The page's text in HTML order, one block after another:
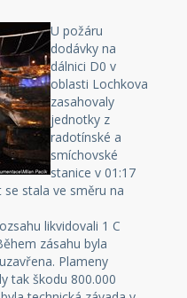
U požáru
dodávky na
dálnici D0 v
oblasti Lochkova
zasahovaly
jednotky z
radotínské a
smíchovské
stanice v 01:17
se stala ve směru na
likvidovali 1 C
zásahu byla
Plameny
tak škodu 800.000